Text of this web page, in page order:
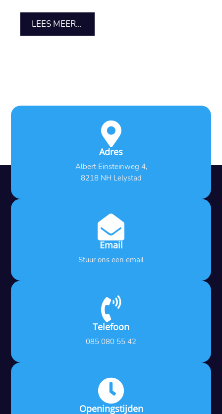
LEES MEER...

Adres
Albert Einsteinweg 4,
8218 NH Lelystad

Email
Stuur ons een email

Telefoon
085 080 55 42

Openingstijden